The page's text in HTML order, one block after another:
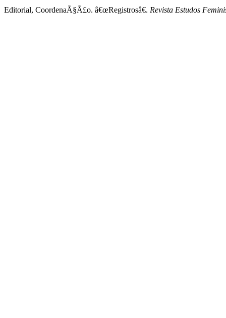
Editorial, CoordenaÃ§Ã£o. â€œRegistrosâ€. Revista Estudos